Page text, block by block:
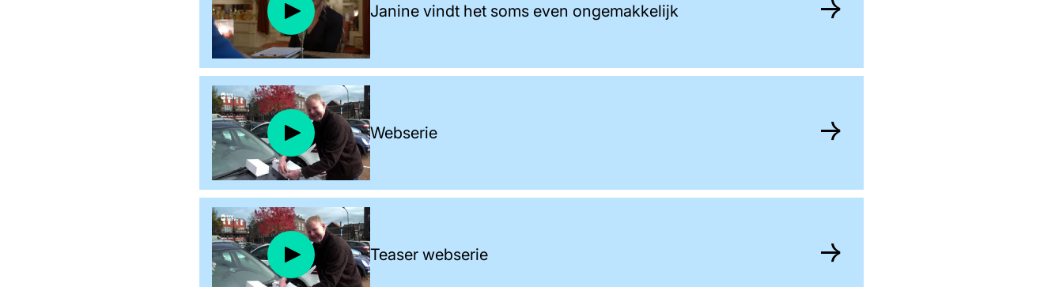
Janine vindt het soms even ongemakkelijk
Webserie
Teaser webserie